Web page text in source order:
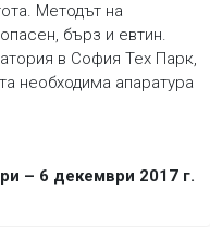
Методът на
бърз и евтин.
в София Тех Парк,
необходима апаратура
– 6 декември 2017 г.